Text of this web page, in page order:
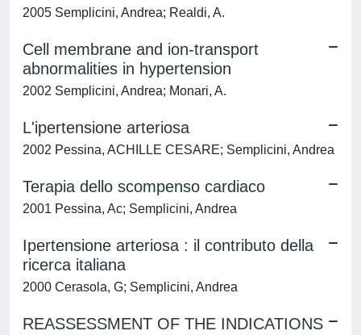
2005 Semplicini, Andrea; Realdi, A.
Cell membrane and ion-transport
abnormalities in hypertension
2002 Semplicini, Andrea; Monari, A.
L'ipertensione arteriosa
2002 Pessina, ACHILLE CESARE; Semplicini, Andrea
Terapia dello scompenso cardiaco
2001 Pessina, Ac; Semplicini, Andrea
Ipertensione arteriosa : il contributo della
ricerca italiana
2000 Cerasola, G; Semplicini, Andrea
REASSESSMENT OF THE INDICATIONS